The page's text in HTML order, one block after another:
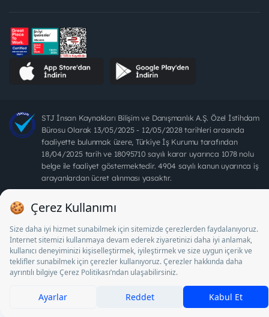
STJ İnsan Kaynakları Bilişim ve Danışmanlık A.Ş. Özel İstihdam
Bürosu Olarak 13/05/2025 - 12/05/2028 tarihleri arasında
faaliyette bulunmak üzere, Türkiye İş Kurumu tarafından
18/04/2025 tarih ve 18095710 sayılı karar uyarınca 1078 nolu
belge ile faaliyet göstermektedir. 4904 sayılı kanun uyarınca iş
arayanlardan ücret alınması yasaktır.